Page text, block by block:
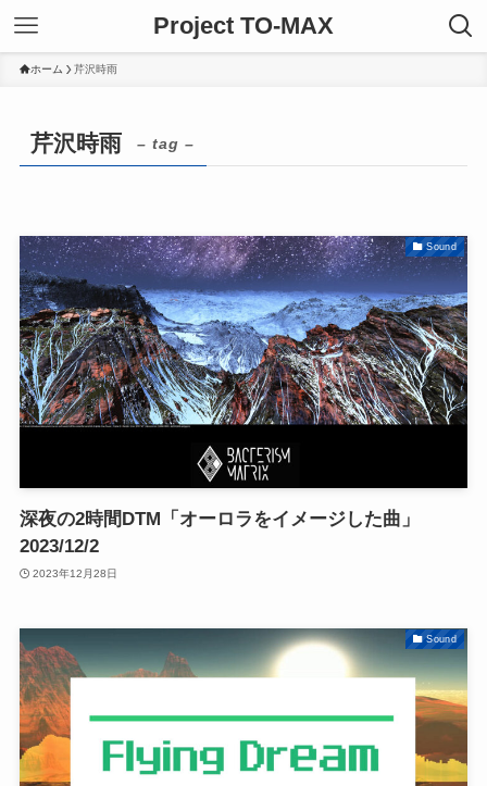
Project TO-MAX
ホーム 芹沢時雨
芹沢時雨 – tag –
Sound
深夜の2時間DTM「オーロラをイメージした曲」
2023/12/2
2023年12月28日
Sound